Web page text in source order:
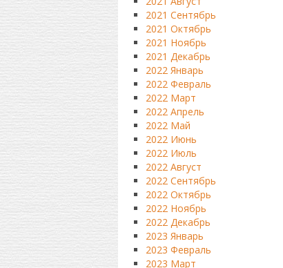
2021 Сентябрь
2021 Октябрь
2021 Ноябрь
2021 Декабрь
2022 Январь
2022 Февраль
2022 Март
2022 Апрель
2022 Май
2022 Июнь
2022 Июль
2022 Август
2022 Сентябрь
2022 Октябрь
2022 Ноябрь
2022 Декабрь
2023 Январь
2023 Февраль
2023 Март